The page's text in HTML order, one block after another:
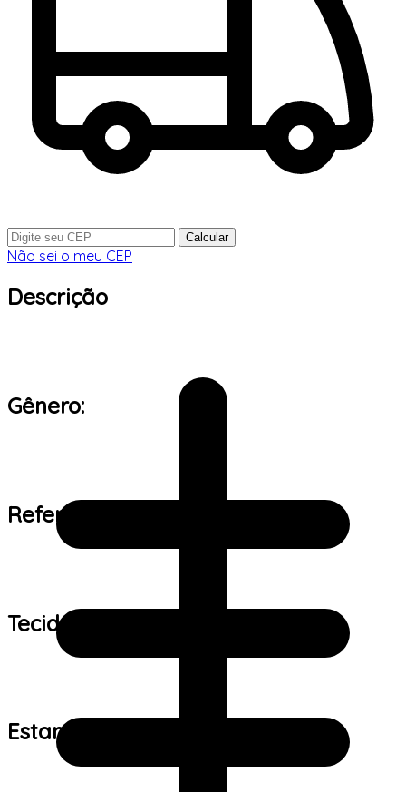
Calcular
Não sei o meu CEP
Descrição
Gênero:
Referência de tamanho:
Tecido:
Estampa: